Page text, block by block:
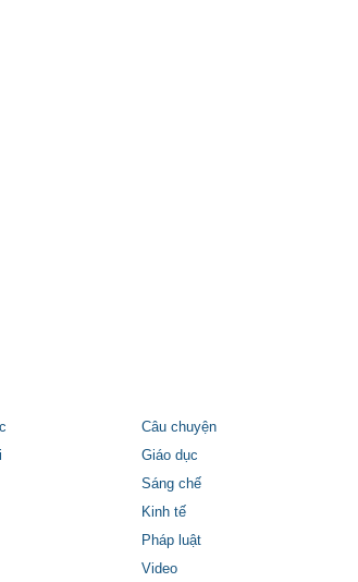
Câu chuyện
Giáo dục
Sáng chế
Kinh tế
Pháp luật
Video